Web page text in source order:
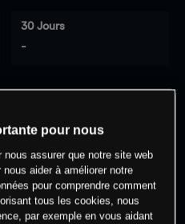
30 Jours
-
à trader
pour nous
assurer que notre site web
aider à améliorer notre
pour comprendre comment
tous les cookies, nous
par exemple en vous aidant